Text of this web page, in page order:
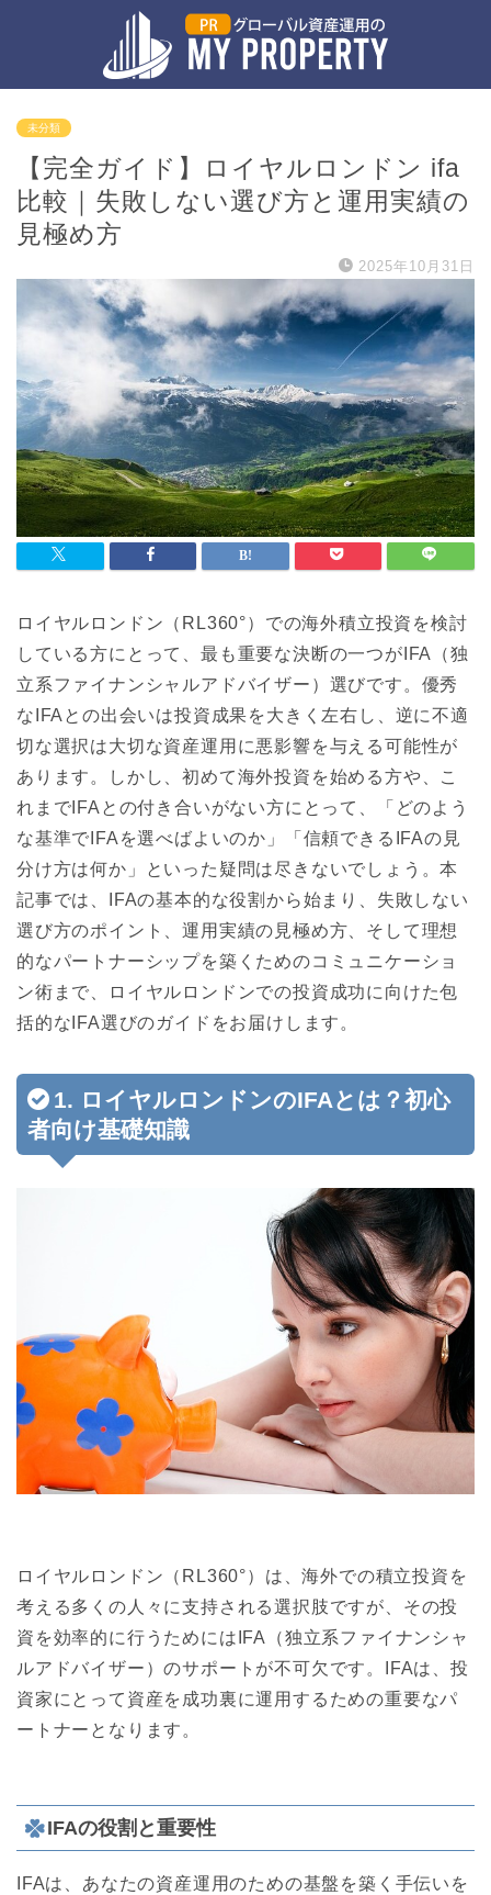
未分類
【完全ガイド】ロイヤルロンドン ifa
比較｜失敗しない選び方と運用実績の
見極め方
2025年10月31日
ロイヤルロンドン（RL360°）での海外積立投資を検討
している方にとって、最も重要な決断の一つがIFA（独
立系ファイナンシャルアドバイザー）選びです。優秀
なIFAとの出会いは投資成果を大きく左右し、逆に不適
切な選択は大切な資産運用に悪影響を与える可能性が
あります。しかし、初めて海外投資を始める方や、こ
れまでIFAとの付き合いがない方にとって、「どのよう
な基準でIFAを選べばよいのか」「信頼できるIFAの見
分け方は何か」といった疑問は尽きないでしょう。本
記事では、IFAの基本的な役割から始まり、失敗しない
選び方のポイント、運用実績の見極め方、そして理想
的なパートナーシップを築くためのコミュニケーショ
ン術まで、ロイヤルロンドンでの投資成功に向けた包
括的なIFA選びのガイドをお届けします。
1. ロイヤルロンドンのIFAとは？初心
者向け基礎知識
ロイヤルロンドン（RL360°）は、海外での積立投資を
考える多くの人々に支持される選択肢ですが、その投
資を効率的に行うためにはIFA（独立系ファイナンシャ
ルアドバイザー）のサポートが不可欠です。IFAは、投
資家にとって資産を成功裏に運用するための重要なパ
ートナーとなります。
IFAの役割と重要性
IFAは、あなたの資産運用のための基盤を築く手伝いを